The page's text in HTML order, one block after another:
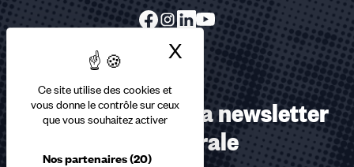
Ce site utilise des cookies et
vous donne le contrôle sur ceux
que vous souhaitez activer
Nos partenaires(20)
X Masquer le
Abonnez-vous à la newsletter
confédérale